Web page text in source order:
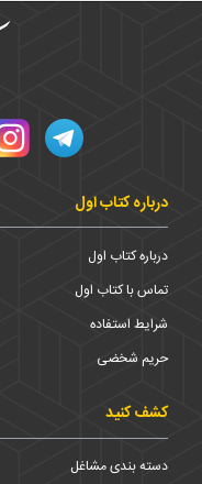
درباره کتاب اول
درباره کتاب اول
تماس با کتاب اول
شرایط استفاده
حریم شخضی
کشف کنید
دسته بندی مشاغل